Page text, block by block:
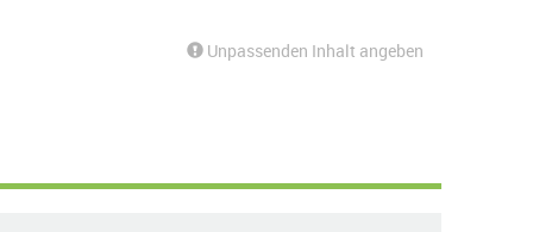
Unpassenden Inhalt angeben